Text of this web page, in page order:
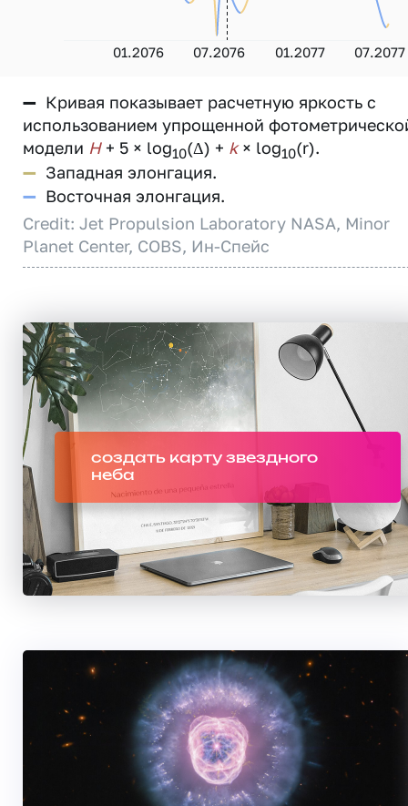
01.2076 07.2076 01.2077 07.2077
— Кривая показывает расчетную яркость с
использованием упрощенной
модели H+ 5 × log10(Δ) + k× log10(r).
— Западная элонгация.
— Восточная элонгация.
Credit: Jet Propulsion Laboratory NASA, Minor
Planet Center, COBS, Ин-Спейс
создать карту звездного
неба